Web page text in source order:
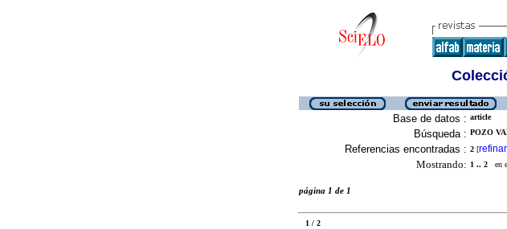
Base de datos : article
Búsqueda : POZO
Referencias encontradas : 2 [refinar
Mostrando: 1 .. 2 en
página 1 de 1
1 / 2